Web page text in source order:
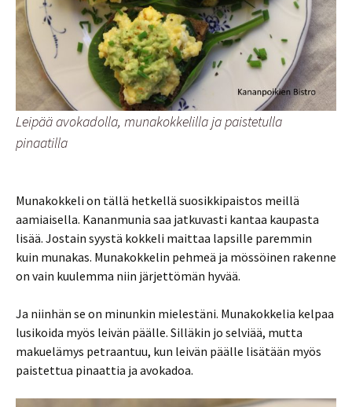
Leipää avokadolla, munakokkelilla ja paistetulla
pinaatilla
Munakokkeli on tällä hetkellä suosikkipaistos meillä
aamiaisella. Kananmunia saa jatkuvasti kantaa kaupasta
lisää. Jostain syystä kokkeli maittaa lapsille paremmin
kuin munakas. Munakokkelin pehmeä ja mössöinen rakenne
on vain kuulemma niin järjettömän hyvää.
Ja niinhän se on minunkin mielestäni. Munakokkelia kelpaa
lusikoida myös leivän päälle. Silläkin jo selviää, mutta
makuelämys petraantuu, kun leivän päälle lisätään myös
paistettua pinaattia ja avokadoa.